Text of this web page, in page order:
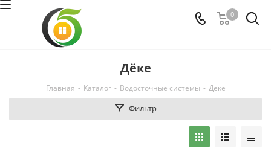
0
Дёке
Главная - Каталог - Водосточные системы - Дёке
Фильтр